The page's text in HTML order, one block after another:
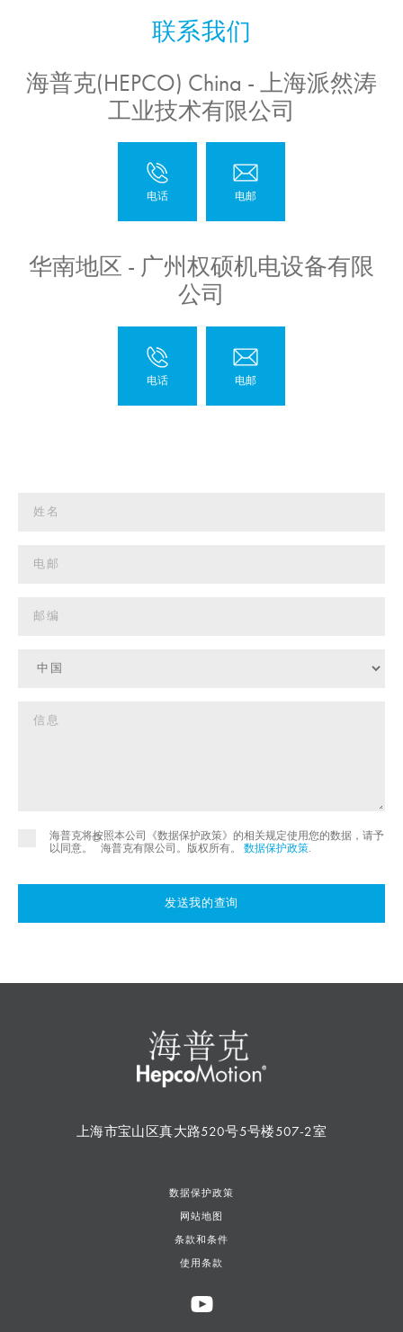
海普克(HEPCO) China - 上海派然涛
工业技术有限公司
华南地区 - 广州权硕机电设备有限
公司
海普克将按照本公司《数据保护政策》的相关规定使用您的数据，请予
以同意。
©
海普克有限公司。版权所有。 数据保护政策
发送我的查询
上海市宝山区真大路520号5号楼507-2室
数据保护政策
网站地图
条款和条件
使用条款